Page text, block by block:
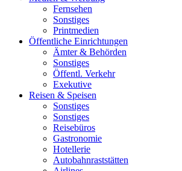
Fernsehen
Sonstiges
Printmedien
Öffentliche Einrichtungen
Ämter & Behörden
Sonstiges
Öffentl. Verkehr
Exekutive
Reisen & Speisen
Sonstiges
Sonstiges
Reisebüros
Gastronomie
Hotellerie
Autobahnraststätten